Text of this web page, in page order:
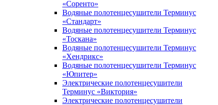
«Соренто»
Водяные полотенцесушители Терминус
«Стандарт»
Водяные полотенцесушители Терминус
«Тоскана»
Водяные полотенцесушители Терминус
«Хендрикс»
Водяные полотенцесушители Терминус
«Юпитер»
Электрические полотенцесушители
Терминус «Виктория»
Электрические полотенцесушители